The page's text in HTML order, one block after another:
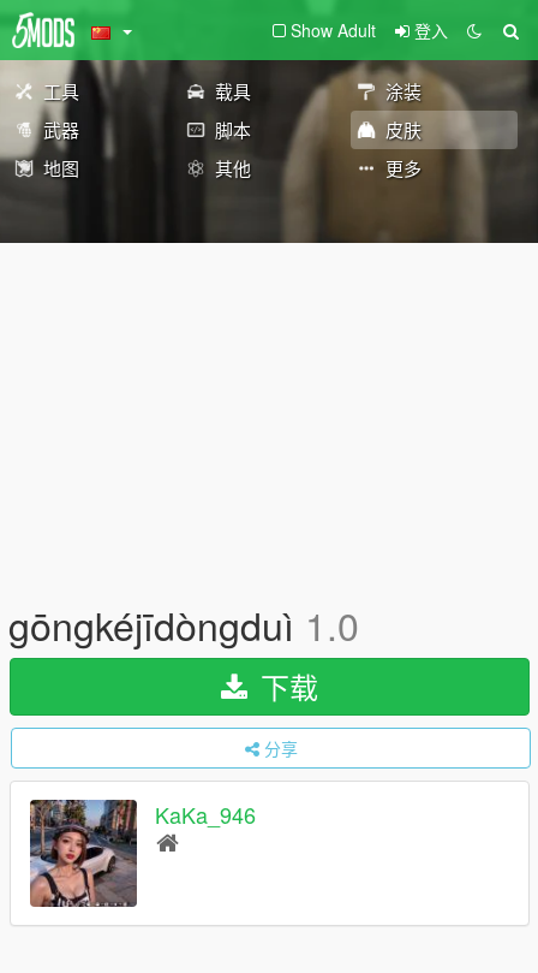
Show Adult 登入
工具 载具
涂装
武器
脚本
皮肤
地图
其他 更多
gōngkéjīdòngduì 1.0
下载
分享
KaKa_946